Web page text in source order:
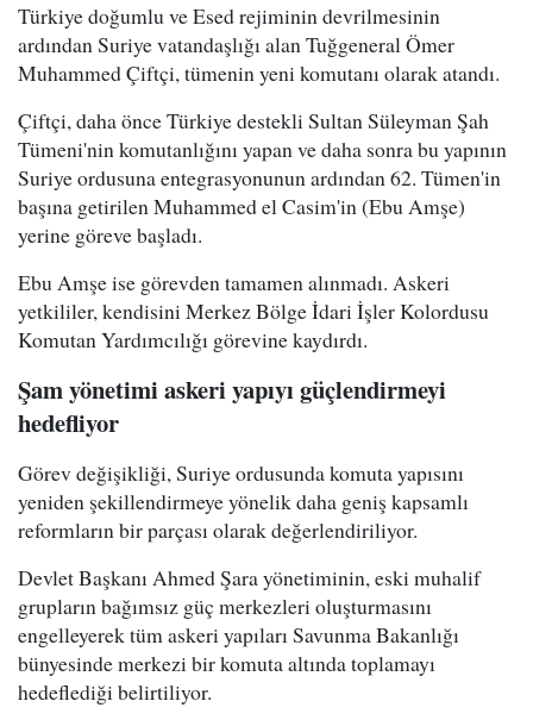
Türkiye doğumlu ve Esed rejiminin devrilmesinin
ardından Suriye vatandaşlığı alan Tuğgeneral Ömer
Muhammed Çiftçi, tümenin yeni komutanı olarak atandı.
Çiftçi, daha önce Türkiye destekli Sultan Süleyman Şah
Tümeni'nin komutanlığını yapan ve daha sonra bu yapının
Suriye ordusuna entegrasyonunun ardından 62. Tümen'in
başına getirilen Muhammed el Casim'in (Ebu Amşe)
yerine göreve başladı.
Ebu Amşe ise görevden tamamen alınmadı. Askeri
yetkililer, kendisini Merkez Bölge İdari İşler Kolordusu
Komutan Yardımcılığı görevine kaydırdı.
Şam yönetimi askeri yapıyı güçlendirmeyi
hedefliyor
Görev değişikliği, Suriye ordusunda komuta yapısını
yeniden şekillendirmeye yönelik daha geniş kapsamlı
reformların bir parçası olarak değerlendiriliyor.
Devlet Başkanı Ahmed Şara yönetiminin, eski muhalif
grupların bağımsız güç merkezleri oluşturmasını
engelleyerek tüm askeri yapıları Savunma Bakanlığı
bünyesinde merkezi bir komuta altında toplamayı
hedeflediği belirtiliyor.